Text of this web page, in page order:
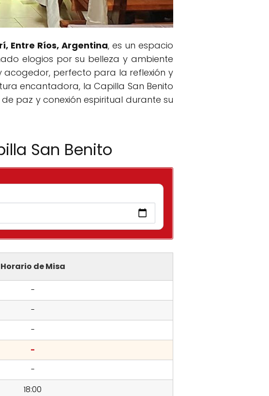
Entre Ríos, Argentina, es un espacio
elogios por su belleza y ambiente
acogedor, perfecto para la reflexión y
encantadora, la Capilla San Benito
paz y conexión espiritual durante su
San Benito
Horario de Misa
-
-
-
-
-
18:00